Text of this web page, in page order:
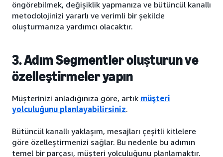
öngörebilmek, değişiklik yapmanıza ve bütüncül kanallı
metodolojinizi yararlı ve verimli bir şekilde
oluşturmanıza yardımcı olacaktır.
3. Adım Segmentler oluşturun ve
özelleştirmeler yapın
Müşterinizi anladığınıza göre, artık müşteri
yolculuğunu planlayabilirsiniz.
Bütüncül kanallı yaklaşım, mesajları çeşitli kitlelere
göre özelleştirmenizi sağlar. Bu nedenle bu adımın
temel bir parçası, müşteri yolculuğunu planlamaktır.